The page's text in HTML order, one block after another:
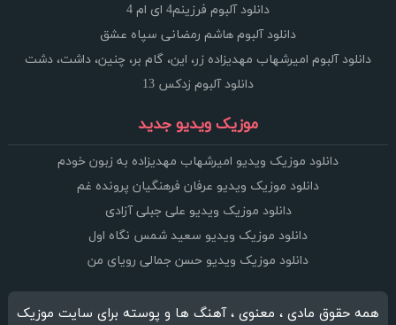
دانلود آلبوم فرزینم4 ای ام 4
دانلود آلبوم هاشم رمضانی سپاه عشق
دانلود آلبوم امیرشهاب مهدیزاده زر، این، گام بر، چنین، داشت، دشت
دانلود آلبوم زدکس 13
موزیک ویدیو جدید
دانلود موزیک ویدیو امیرشهاب مهدیزاده به زبون خودم
دانلود موزیک ویدیو عرفان فرهنگیان پرونده غم
دانلود موزیک ویدیو علی جبلی آزادی
دانلود موزیک ویدیو سعید شمس نگاه اول
دانلود موزیک ویدیو حسن جمالی رویای من
همه حقوق مادی ، معنوی ، آهنگ ها و پوسته برای سایت موزیک